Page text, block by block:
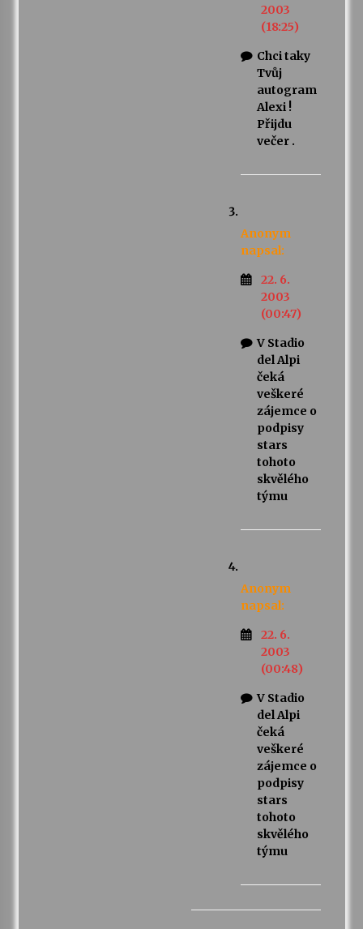
2003
(18:25)
Chci taky
Tvůj
autogram
Alexi !
Přijdu
večer .
Anonym
napsal:
22. 6.
2003
(00:47)
V Stadio
del Alpi
čeká
veškeré
zájemce o
podpisy
stars
tohoto
skvělého
týmu
Anonym
napsal:
22. 6.
2003
(00:48)
V Stadio
del Alpi
čeká
veškeré
zájemce o
podpisy
stars
tohoto
skvělého
týmu